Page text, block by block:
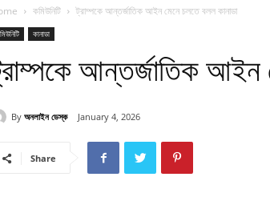
কমিউনিটি ট্রাম্পকে আন্তর্জাতিক আইন মেনে চলতে বলল কানাডা
কানাডা
আন্তর্জাতিক আইন
By অনলাইন ডেস্ক January 4, 2026
Share